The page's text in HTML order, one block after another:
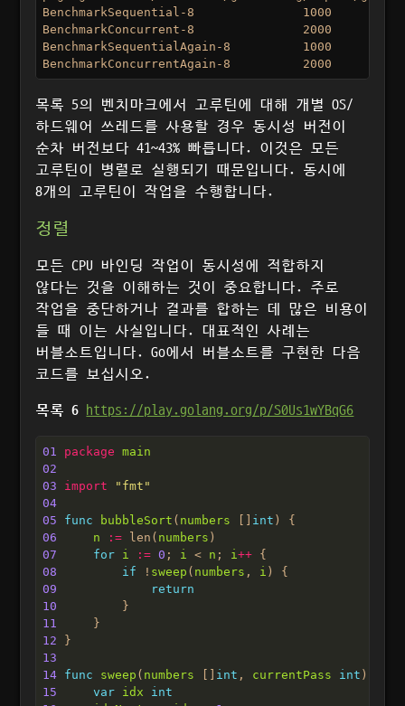
BenchmarkSequential-8        	    1000	   5910799 ns/op
BenchmarkConcurrent-8        	    2000	   3362643 ns/op : ~43% Faster
BenchmarkSequentialAgain-8   	    1000	   5933444 ns/op
목록 5의 벤치마크에서 고루틴에 대해 개별 OS/
하드웨어 쓰레드를 사용할 경우 동시성 버전이
순차 버전보다 41~43% 빠릅니다. 이것은 모든
고루틴이 병렬로 실행되기 때문입니다. 동시에
8개의 고루틴이 작업을 수행합니다.
정렬
모든 CPU 바인딩 작업이 동시성에 적합하지
않다는 것을 이해하는 것이 중요합니다. 주로
작업을 중단하거나 결과를 합하는 데 많은 비용이
들 때 이는 사실입니다. 대표적인 사례는
버블소트입니다. Go에서 버블소트를 구현한 다음
코드를 보십시오.
목록 6 https://play.golang.org/p/S0Us1wYBqG6
01 package main
02
03
import
"fmt"
04
05
func bubbleSort ( numbers int
06
n := len( numbers
07
for i := 0 ; i < n ; i ++
08
if ! sweep ( numbers , i
09
return
10
11
12
13
14
func sweep ( numbers int , currentPass int )
15
var idx
int